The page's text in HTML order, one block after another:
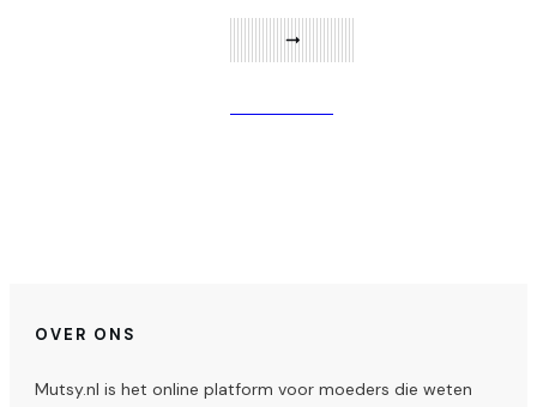
OVER ONS
Mutsy.nl is het online platform voor moeders die weten